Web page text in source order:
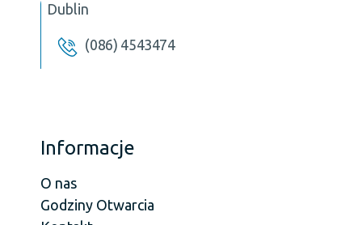
Dublin
(086) 4543474
Informacje
O nas
Godziny Otwarcia